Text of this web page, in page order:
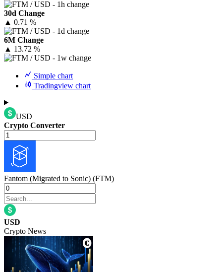
30d Change
▲ 0.71 %
6M Change
▲ 13.72 %
Simple chart
Tradingview chart
USD
Crypto Converter
Fantom (Migrated to Sonic) (FTM)
USD
Crypto News